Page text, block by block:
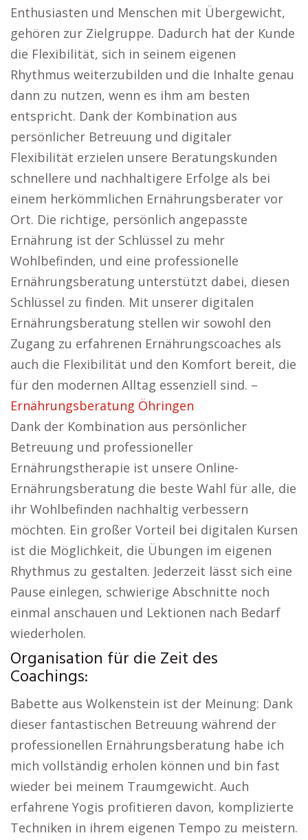
Enthusiasten und Menschen mit Übergewicht,
gehören zur Zielgruppe. Dadurch hat der Kunde
die Flexibilität, sich in seinem eigenen
Rhythmus weiterzubilden und die Inhalte genau
dann zu nutzen, wenn es ihm am besten
entspricht. Dank der Kombination aus
persönlicher Betreuung und digitaler
Flexibilität erzielen unsere Beratungskunden
schnellere und nachhaltigere Erfolge als bei
einem herkömmlichen Ernährungsberater vor
Ort. Die richtige, persönlich angepasste
Ernährung ist der Schlüssel zu mehr
Wohlbefinden, und eine professionelle
Ernährungsberatung unterstützt dabei, diesen
Schlüssel zu finden. Mit unserer digitalen
Ernährungsberatung stellen wir sowohl den
Zugang zu erfahrenen Ernährungscoaches als
auch die Flexibilität und den Komfort bereit, die
für den modernen Alltag essenziell sind. –
Ernährungsberatung Öhringen
Dank der Kombination aus persönlicher
Betreuung und professioneller
Ernährungstherapie ist unsere Online-
Ernährungsberatung die beste Wahl für alle, die
ihr Wohlbefinden nachhaltig verbessern
möchten. Ein großer Vorteil bei digitalen Kursen
ist die Möglichkeit, die Übungen im eigenen
Rhythmus zu gestalten. Jederzeit lässt sich eine
Pause einlegen, schwierige Abschnitte noch
einmal anschauen und Lektionen nach Bedarf
wiederholen.
Organisation für die Zeit des
Coachings:
Babette aus Wolkenstein ist der Meinung: Dank
dieser fantastischen Betreuung während der
professionellen Ernährungsberatung habe ich
mich vollständig erholen können und bin fast
wieder bei meinem Traumgewicht. Auch
erfahrene Yogis profitieren davon, komplizierte
Techniken in ihrem eigenen Tempo zu meistern.